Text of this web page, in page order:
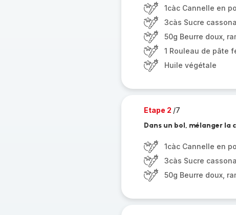
1càc Cannelle en
3càs Sucre
50g Beurre doux,
1 Rouleau de pâte
Huile végétale
Etape 2 /7
Dans un bol, mélanger la
1càc Cannelle en
3càs Sucre
50g Beurre doux,